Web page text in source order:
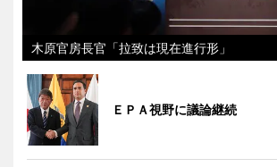
木原官房長官「拉致は現在進行形」
ＥＰＡ視野に議論継続